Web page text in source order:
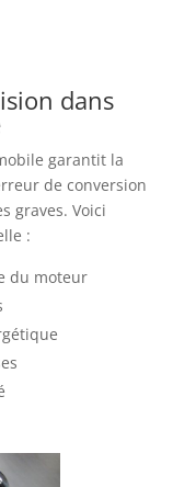
dans
garantit la
de conversion
graves. Voici
:
du moteur